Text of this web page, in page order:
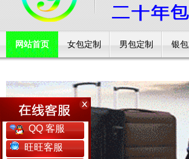
网站首页 女包定制 男包定制 银
QQ 客服
旺旺客服